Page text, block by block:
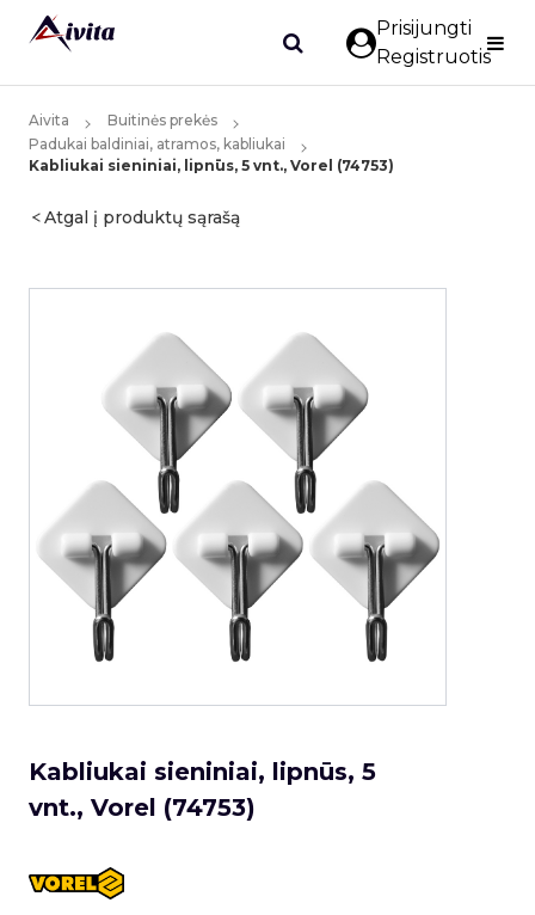
Prisijungti
Registruotis
Aivita
Buitinės prekės
Padukai baldiniai, atramos, kabliukai
Kabliukai sieniniai, lipnūs, 5 vnt., Vorel (74753)
Atgal į produktų sąrašą
Kabliukai sieniniai, lipnūs, 5
vnt., Vorel (74753)